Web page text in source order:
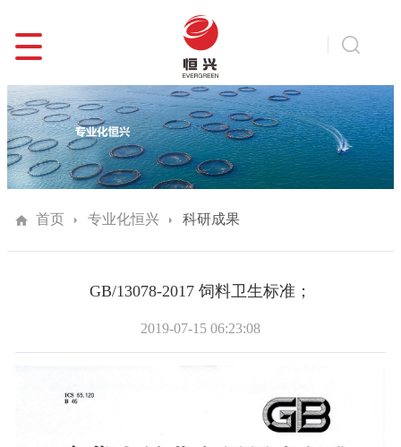
首页 专业化恒兴 科研成果
GB/13078-2017 饲料卫生标准；
2019-07-15 06:23:08